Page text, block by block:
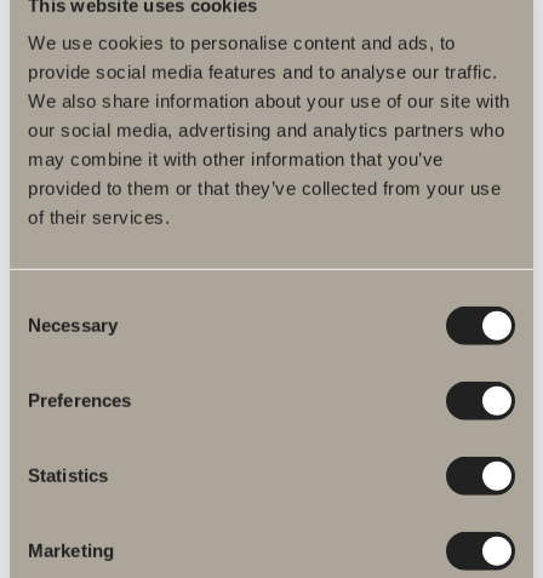
This website uses cookies
We use cookies to personalise content and ads, to
provide social media features and to analyse our traffic.
We also share information about your use of our site with
our social media, advertising and analytics partners who
may combine it with other information that you’ve
provided to them or that they’ve collected from your use
of their services.
Selection
Necessary
Preferences
Statistics
Marketing
flesta miljöer.
Ett modernt uttryck som följer trenden med mjuka inbjudande former.